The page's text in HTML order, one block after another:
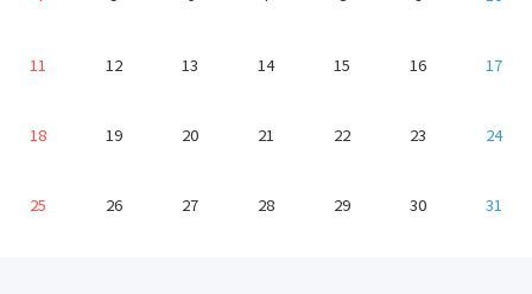
11 12 13 14 15 16 17
18 19 20 21 22 23 24
25 26 27 28 29 30 31